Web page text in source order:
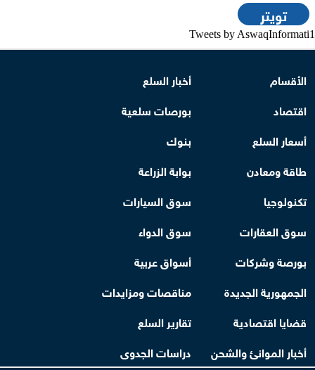
تويتر
Tweets by AswaqInformati1
الأقسام
أخبار السلع
اقتصاد
بورصات سلعية
أسعار السلع
بنوك
طاقة ومعادن
بوابة الزراعة
تكنولوجيا
سوق السيارات
سوق العقارات
سوق الدواء
بورصة وشركات
أسواق عربية
الجمهورية الجديدة
مناقصات ومزايدات
قضايا اقتصادية
تقارير السلع
أخبار الموانئ والشحن
دراسات الجدوى